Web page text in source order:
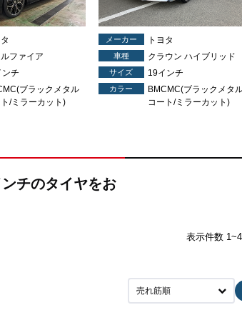
ファイア
チ
ブラックメタル
ト/ミラーカット)
メーカー トヨタ
車種 クラウン ハイブリッド
サイズ 19インチ
カラー
BMCMC(ブラックメタ
コート/ミラーカット)
チのタイヤをお
表示件数
売れ筋順